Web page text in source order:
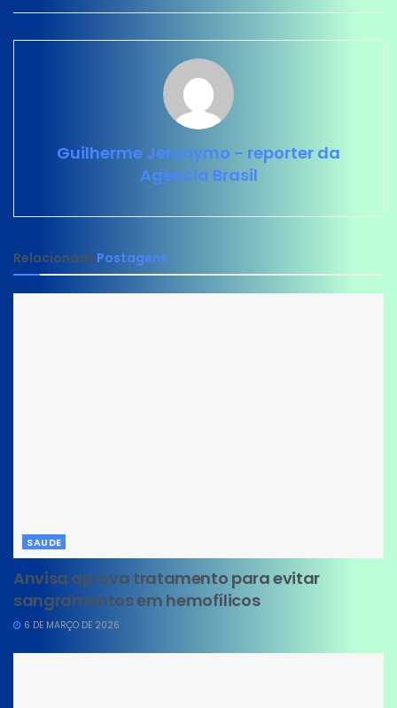
Guilherme Jeronymo - reporter da
Agencia Brasil
RelacionadoPostagens
SAUDE
Anvisa aprova tratamento para evitar
sangramentos em hemofílicos
6 DE MARÇO DE 2026